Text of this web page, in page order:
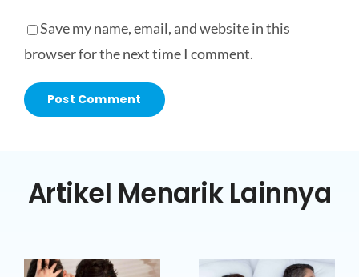
Save my name, email, and website in this
browser for the next time I comment.
Artikel Menarik Lainnya